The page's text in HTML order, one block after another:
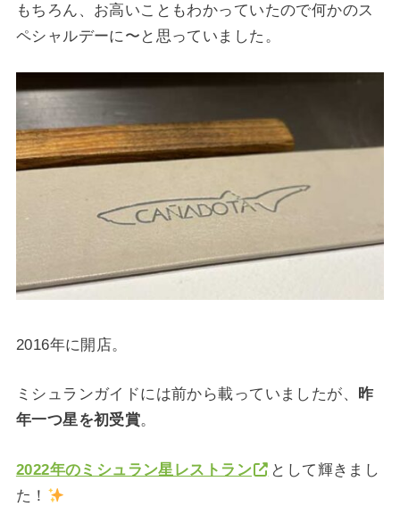
もちろん、 お高いこともわかっていたので何かのス
ペシャルデーに〜と思っていました。
2016年に開店。
ミシュランガイドには前から載っていましたが、 昨
年一つ星を初受賞。
2022年のミシュラン星レストラン
として輝きまし
た！